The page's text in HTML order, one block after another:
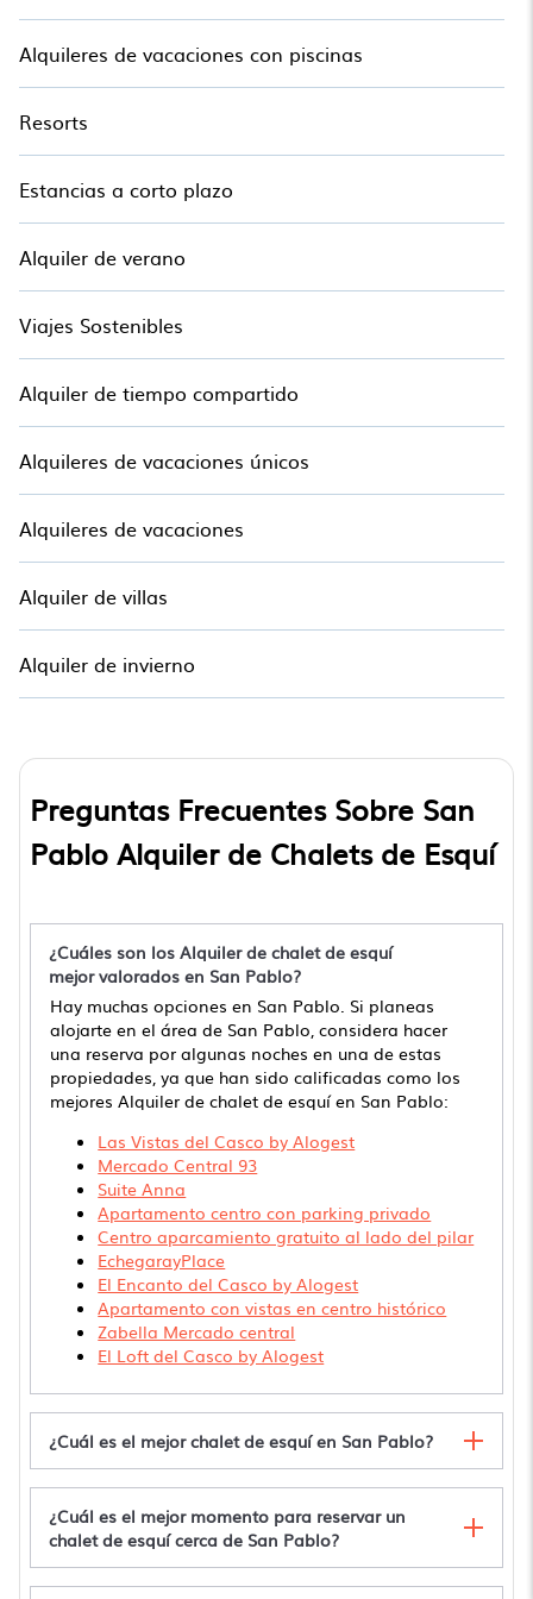
Alquileres de vacaciones con piscinas
Resorts
Estancias a corto plazo
Alquiler de verano
Viajes Sostenibles
Alquiler de tiempo compartido
Alquileres de vacaciones únicos
Alquileres de vacaciones
Alquiler de villas
Alquiler de invierno
Preguntas Frecuentes Sobre San
Pablo Alquiler de Chalets de Esquí
¿Cuáles son los Alquiler de chalet de esquí
mejor valorados en San Pablo?
Hay muchas opciones en San Pablo. Si planeas
alojarte en el área de San Pablo, considera hacer
una reserva por algunas noches en una de estas
propiedades, ya que han sido calificadas como los
mejores Alquiler de chalet de esquí en San Pablo:
Las Vistas del Casco by Alogest
Mercado Central 93
Suite Anna
Apartamento centro con parking privado
Centro aparcamiento gratuito al lado del pilar
EchegarayPlace
El Encanto del Casco by Alogest
Apartamento con vistas en centro histórico
Zabella Mercado central
El Loft del Casco by Alogest
¿Cuál es el mejor chalet de esquí en San Pablo?
Encantador estudio cerca del Pilar
¿Cuál es el mejor momento para reservar un
chalet de esquí cerca de San Pablo?